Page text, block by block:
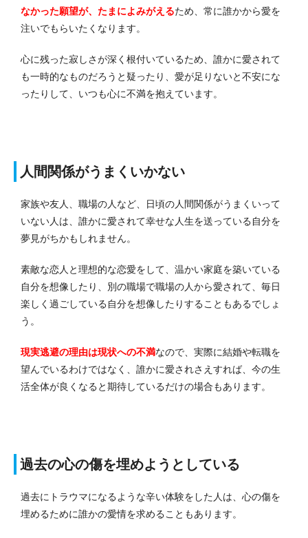
なかった願望が、たまによみがえるため、常に誰かから愛を
注いでもらいたくなります。
心に残った寂しさが深く根付いているため、誰かに愛されて
も一時的なものだろうと疑ったり、愛が足りないと不安にな
ったりして、いつも心に不満を抱えています。
人間関係がうまくいかない
家族や友人、職場の人など、日頃の人間関係がうまくいって
いない人は、誰かに愛されて幸せな人生を送っている自分を
夢見がちかもしれません。
素敵な恋人と理想的な恋愛をして、温かい家庭を築いている
自分を想像したり、別の職場で職場の人から愛されて、毎日
楽しく過ごしている自分を想像したりすることもあるでしょ
う。
現実逃避の理由は現状への不満なので、実際に結婚や転職を
望んでいるわけではなく、誰かに愛されさえすれば、今の生
活全体が良くなると期待しているだけの場合もあります。
過去の心の傷を埋めようとしている
過去にトラウマになるような辛い体験をした人は、心の傷を
埋めるために誰かの愛情を求めることもあります。